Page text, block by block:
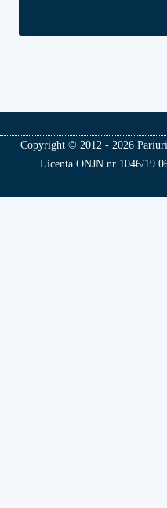
Copyright © 2012 - 2026
Licenta ONJN nr 1046/